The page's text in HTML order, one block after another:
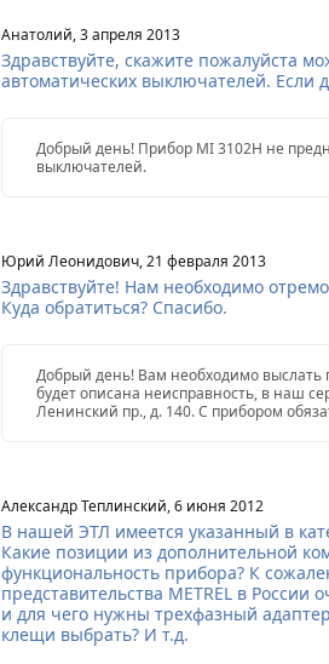
Анатолий, 3 апреля 2013
Здравствуйте, скажите пожалуйста
автоматических выключателей. Если
Добрый день! Прибор MI 3102H не
выключателей.
Юрий Леонидович, 21 февраля 2013
Здравствуйте! Нам необходимо
Куда обратиться? Спасибо.
Добрый день! Вам необходимо выслать
будет описана неисправность, в наш
Ленинский пр., д. 140. С прибором
Александр Теплинский, 6 июня 2012
В нашей ЭТЛ имеется указанный в
Какие позиции из дополнительной
функциональность прибора? К
представительства METREL в
и для чего нужны трехфазный
клещи выбрать? И т.д.